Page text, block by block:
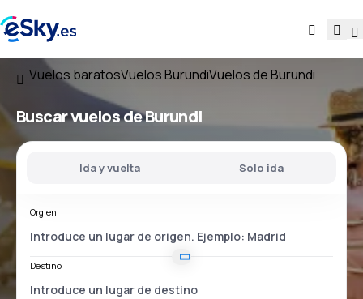
Vuelos baratosVuelos BurundiVuelos de Burundi
Buscar vuelosde Burundi
Ida y vuelta Solo ida
Orgien
Destino